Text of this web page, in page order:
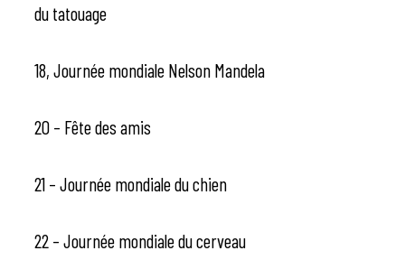
du tatouage
18, Journée mondiale Nelson Mandela
20 – Fête des amis
21 – Journée mondiale du chien
22 – Journée mondiale du cerveau